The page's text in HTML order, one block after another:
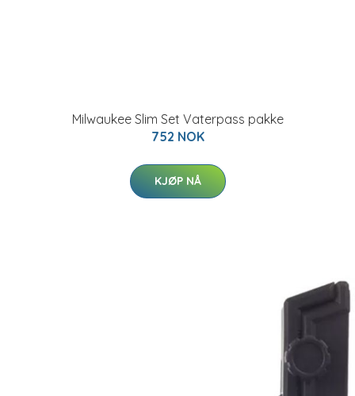
Milwaukee Slim Set Vaterpass pakke
752 NOK
KJØP NÅ